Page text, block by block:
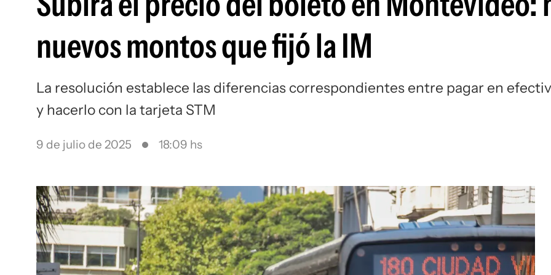
nuevos montos que fijó la IM
La resolución establece las diferencias correspondientes entre pagar en
y hacerlo con la tarjeta STM
9 de julio de 2025 18:09 hs